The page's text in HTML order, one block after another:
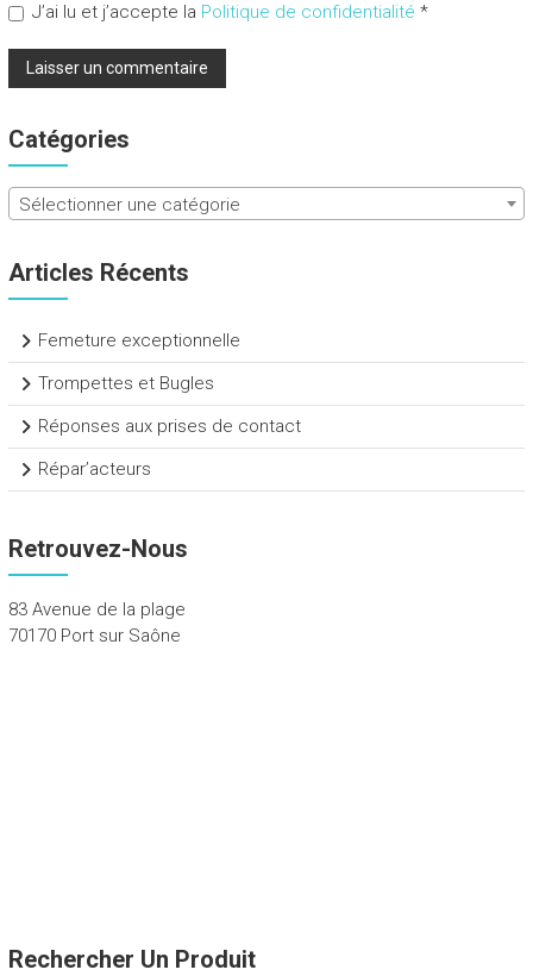
J’ai lu et j’accepte la Politique de confidentialité *
Catégories
Sélectionner une catégorie
Articles Récents
Femeture exceptionnelle
Trompettes et Bugles
Réponses aux prises de contact
Répar’acteurs
Retrouvez-Nous
83 Avenue de la plage
70170 Port sur Saône
Rechercher Un Produit